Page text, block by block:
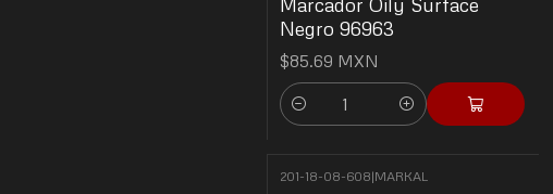
Negro 96963
$85.69 MXN
Cantidad
201-18-08-608|MARKAL